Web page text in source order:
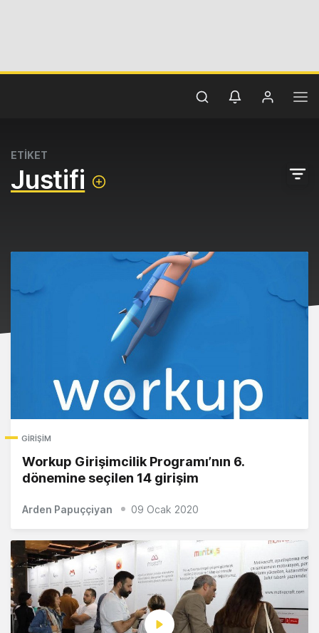
ETİKET
Justifi
GIRIŞIM
Workup Girişimcilik Programı’nın 6.
dönemine seçilen 14 girişim
Arden Papuççiyan 09 Ocak 2020